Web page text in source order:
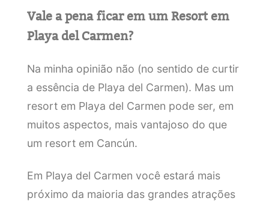
Vale a pena ficar em um Resort em
Playa del Carmen?
Na minha opinião não (no sentido de curtir
a essência de Playa del Carmen). Mas um
resort em Playa del Carmen pode ser, em
muitos aspectos, mais vantajoso do que
um resort em Cancún.
Em Playa del Carmen você estará mais
próximo da maioria das grandes atrações